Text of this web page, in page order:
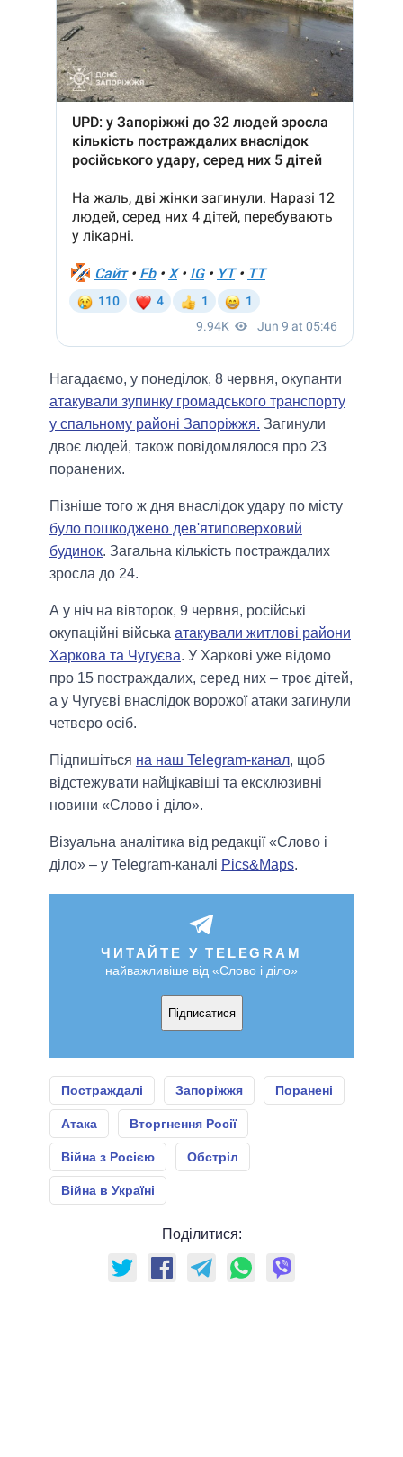
Нагадаємо, у понеділок, 8 червня, окупанти
атакували зупинку громадського транспорту
у спальному районі Запоріжжя. Загинули
двоє людей, також повідомлялося про 23
поранених.
Пізніше того ж дня внаслідок удару по місту
було пошкоджено дев'ятиповерховий
будинок. Загальна кількість постраждалих
зросла до 24.
А у ніч на вівторок, 9 червня, російські
окупаційні війська атакували житлові райони
Харкова та Чугуєва. У Харкові уже відомо
про 15 постраждалих, серед них – троє дітей,
а у Чугуєві внаслідок ворожої атаки загинули
четверо осіб.
Підпишіться на наш Telegram-канал, щоб
відстежувати найцікавіші та ексклюзивні
новини «Слово і діло».
Візуальна аналітика від редакції «Слово і
діло» – у Telegram-каналі Pics&Maps.
ЧИТАЙТЕ У TELEGRAM
найважливіше від «Слово і діло»
Підписатися
Постраждалі Запоріжжя Поранені
Атака Вторгнення Росії
Війна з Росією Обстріл
Війна в Україні
Поділитися: